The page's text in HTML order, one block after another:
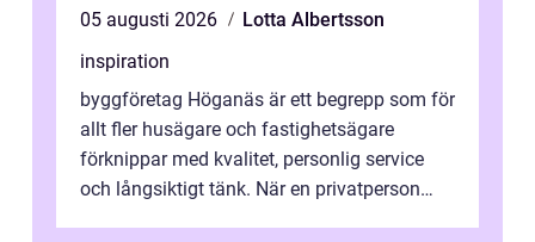
05 augusti 2026
Lotta Albertsson
inspiration
byggföretag Höganäs är ett begrepp som för
allt fler husägare och fastighetsägare
förknippar med kvalitet, personlig service
och långsiktigt tänk. När en privatperson